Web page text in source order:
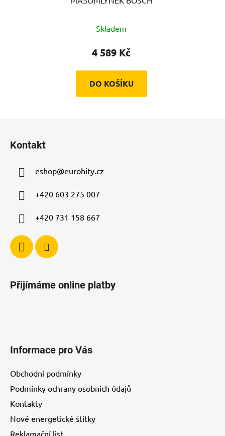
Skladem
4 589 Kč
DO KOŠÍKU
Kontakt
eshop@eurohity.cz
+420 603 275 007
+420 731 158 667
Přijímáme online platby
Informace pro Vás
Obchodní podmínky
Podmínky ochrany osobních údajů
Kontakty
Nové energetické štítky
Reklamační list